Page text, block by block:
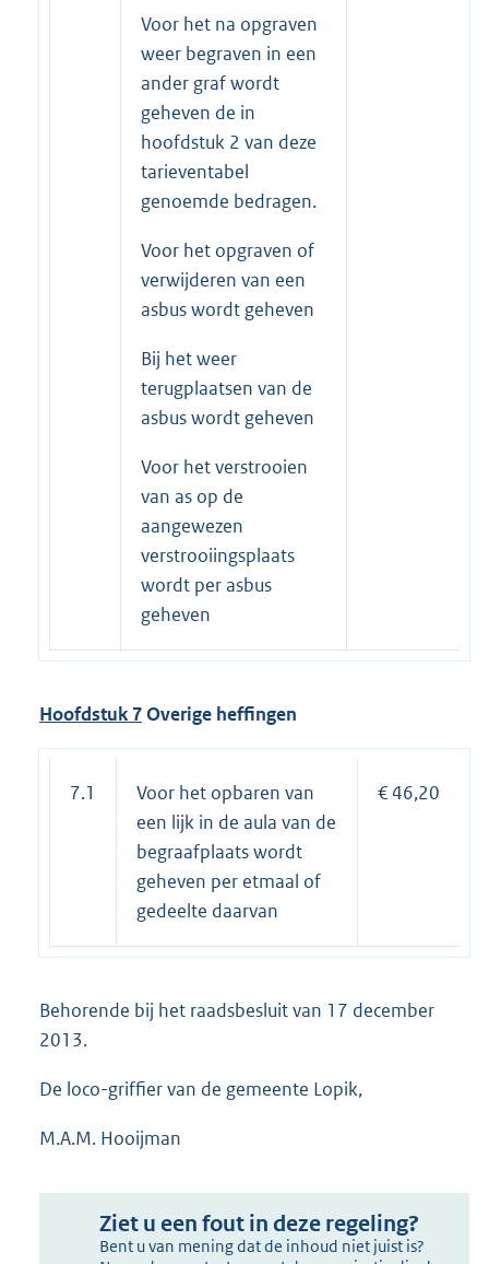
Voor het na opgraven
weer begraven in een
ander graf wordt
geheven de in
hoofdstuk 2 van deze
tarieventabel
genoemde bedragen.
Voor het opgraven of
verwijderen van een
asbus wordt geheven
Bij het weer
terugplaatsen van de
asbus wordt geheven
Voor het verstrooien
van as op de
aangewezen
verstrooiingsplaats
wordt per asbus
geheven
Hoofdstuk 7Overige heffingen
7.1
Voor het opbaren van
een lijk in de aula van de
begraafplaats wordt
geheven per etmaal of
gedeelte daarvan
€ 46,20
Behorende bij het raadsbesluit van 17 december
2013.
De loco-griffier van de gemeente Lopik,
M.A.M. Hooijman
Ziet u een fout in deze regeling?
Bent u van mening dat de inhoud niet juist is?